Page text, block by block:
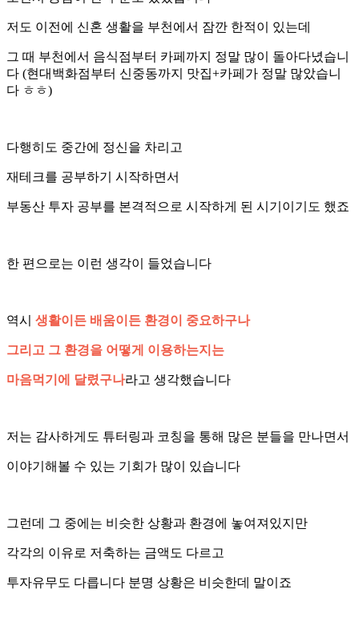
저도 이전에 신혼 생활을 부천에서 잠깐 한적이 있는데
그 때 부천에서 음식점부터 카페까지 정말 많이 돌아다녔습니
다 (현대백화점부터 신중동까지 맛집+카페가 정말 많았습니
다 ㅎㅎ)
다행히도 중간에 정신을 차리고
재테크를 공부하기 시작하면서
부동산 투자 공부를 본격적으로 시작하게 된 시기이기도 했죠
한 편으로는 이런 생각이 들었습니다
역시 생활이든 배움이든 환경이 중요하구나
그리고 그 환경을 어떻게 이용하는지는
마음먹기에 달렸구나라고 생각했습니다
저는 감사하게도 튜터링과 코칭을 통해 많은 분들을 만나면서
이야기해볼 수 있는 기회가 많이 있습니다
그런데 그 중에는 비슷한 상황과 환경에 놓여져있지만
각각의 이유로 저축하는 금액도 다르고
투자유무도 다릅니다 분명 상황은 비슷한데 말이죠